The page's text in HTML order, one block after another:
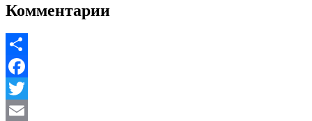
Комментарии
Share
Facebook
Twitter